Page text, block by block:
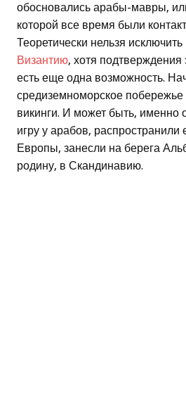
обосновались арабы-мавры,
которой все время были
Теоретически нельзя исключить
Византию, хотя подтверждения
есть еще одна возможность.
средиземноморское побережье
викинги. И может быть, именно
игру у арабов,
Европы, занесли на берега
родину, в Скандинавию.